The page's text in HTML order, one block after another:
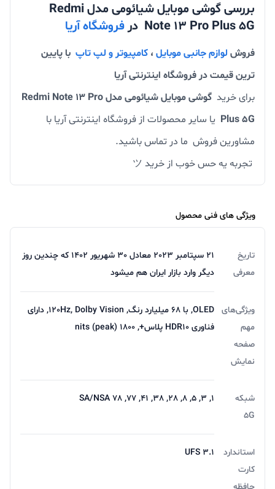
بررسی گوشی موبایل شیائومی مدل Redmi
Note 13 Pro Plus 5G در
فروشگاه آریا
فروش لوازم جانبی موبایل ، کامپیوتر و لپ تاپ با پایین
ترین قیمت در فروشگاه اینترنتی آریا
برای خرید
گوشی موبایل شیائومی مدل Redmi Note 13 Pro
Plus 5G یا سایر محصولات از فروشگاه اینترنتی آریا با
مشاورین فروش ما در تماس باشید.
تجربه یه حس خوب از خرید ツ
ویژگی های فنی محصول
تاریخ
معرفی
21 سپتامبر 2023 معادل 30 شهریور 1402 که چندین روز
دیگر وارد بازار ایران هم میشود
ویژگی‌های
مهم
صفحه
نمایش
OLED, با 68 میلیارد رنگ, 120Hz, Dolby Vision, دارای
فناوری HDR10 پلاس+, 1800 nits (peak)
شبکه
5G
1, 3, 5, 8, 28, 38, 41, 77, 78 SA/NSA
استاندارد
کارت
UFS 3.1